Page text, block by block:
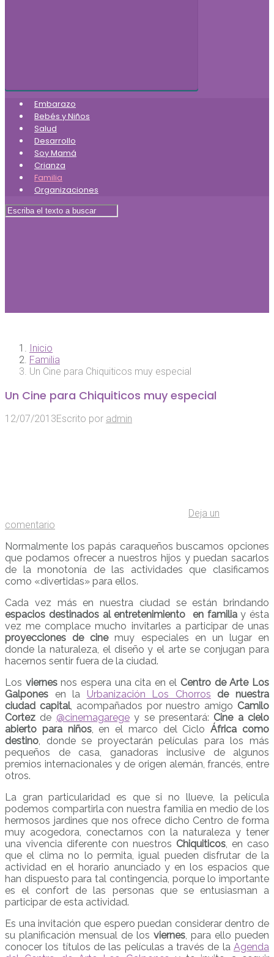
Embarazo
Bebés y Niños
Salud
Desarrollo
Soy Mamá
Crianza
Familia
Organizaciones
Inicio
Familia
Un Cine para Chiquiticos muy especial
Un Cine para Chiquiticos muy especial
12/07/2013Escrito por admin
Deja un
comentario
Normalmente los papás caraqueños buscamos opciones
que podamos ofrecer a nuestros hijos y puedan sacarlos
de la monotonía de las actividades que clasificamos
como «divertidas» para ellos.
Cada vez más en nuestra ciudad se están brindando
espacios destinados al entretenimiento en familiay ésta
vez me complace mucho invitarles a participar de unas
proyecciones de cinemuy especiales en un lugar en
donde la naturaleza, el diseño y el arte se conjugan para
hacernos sentir fuera de la ciudad.
Los viernesnos espera una cita en el Centro de Arte Los
Galpones en la Urbanización Los Chorros
de nuestra
ciudad capital, acompañados por nuestro amigo Camilo
Cortez de @cinemagaregey se presentará: Cine a cielo
abierto para niños, en el marco del CicloÁfrica como
destino, donde se proyectarán películas para los más
pequeños de casa, ganadoras inclusive de algunos
premios internacionales y de origen alemán, francés, entre
otros.
La gran particularidad es que si no llueve, la película
podemos compartirla con nuestra familia en medio de los
hermosos jardines que nos ofrece dicho Centro de forma
muy acogedora, conectarnos con la naturaleza y tener
una vivencia diferente con nuestros Chiquiticos, en caso
que el clima no lo permita, igual pueden disfrutar de la
actividad en el horario anunciado y en los espacios que
han dispuesto para tal contingencia, porque lo importante
es el confort de las personas que se entusiasman a
participar de esta actividad.
Es una invitación que espero puedan considerar dentro de
su planificación mensual de los viernes, para ello pueden
conocer los títulos de las películas a través de la Agenda